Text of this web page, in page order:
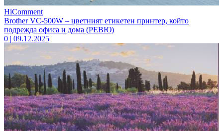
HiComment
Brother VC-500W – цветният етикетен принтер, който
подрежда офиса и дома (РЕВЮ)
0 | 09.12.2025